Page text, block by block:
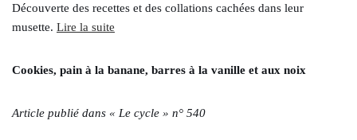
Découverte des recettes et des collations cachées dans leur
musette. Lire la suite
Cookies, pain à la banane, barres à la vanille et aux noix
Article publié dans « Le cycle » n° 540